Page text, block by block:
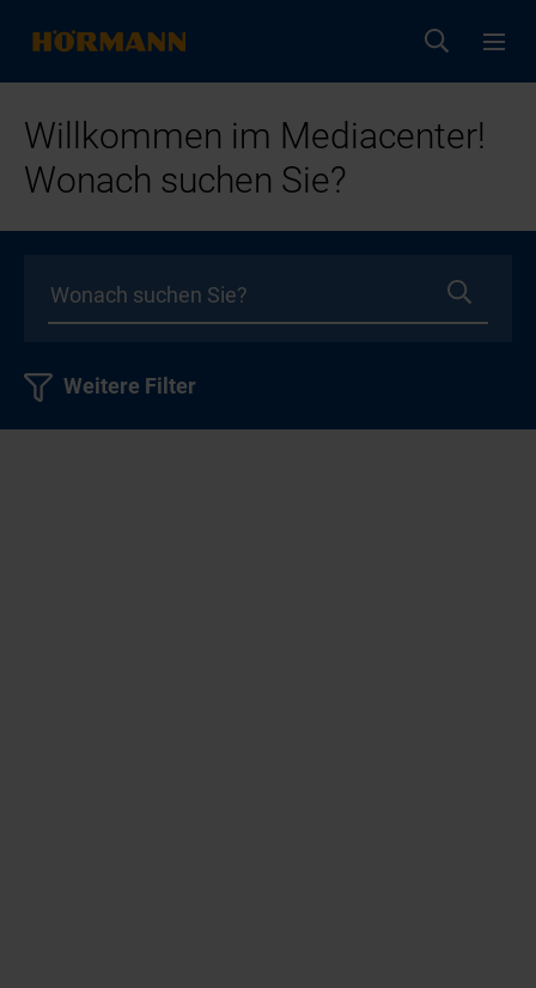
Willkommen im Mediacenter!
Wonach suchen Sie?
Weitere Filter